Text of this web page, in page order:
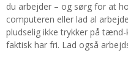
du arbejder – og sørg for at
computeren eller lad al
pludselig ikke trykker på
faktisk har fri. Lad også